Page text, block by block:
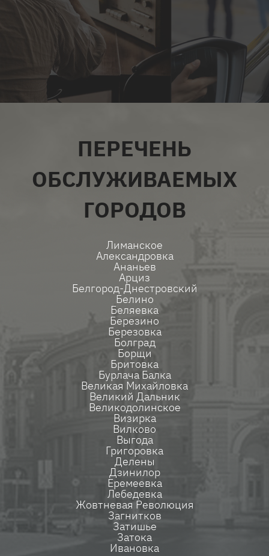
ПЕРЕЧЕНЬ
ОБСЛУЖИВАЕМЫХ
ГОРОДОВ
Лиманское
Александровка
Ананьев
Арциз
Белгород-Днестровский
Белино
Беляевка
Березино
Березовка
Болград
Борщи
Бритовка
Бурлача Балка
Великая Михайловка
Великий Дальник
Великодолинское
Визирка
Вилково
Выгода
Григоровка
Делены
Дзинилор
Еремеевка
Лебедевка
Жовтневая Революция
Загнитков
Затишье
Затока
Ивановка